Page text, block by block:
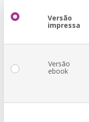
Versão
impressa
Versão
ebook